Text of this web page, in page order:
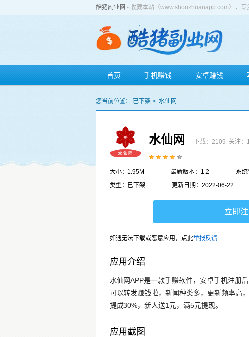
酷猪副业网 - 收藏本站（www.shouzhuanapp.com），专
首页 手机赚钱 安卓赚钱
您当前位置： 已下架 > 水仙网
水仙网 下载：2109 关注：
大小：1.95M 最新版本：1.2
系
类型：已下架
更新日期：2022-06-22
立即
如遇无法下载或恶意应用，点此举报反馈
应用介绍
水仙网APP是一款手赚软件，安卓手机注册
可以转发赚钱啦，新闻种类多，更新频率高
提成30%，新人送1元，满5元提现。
应用截图